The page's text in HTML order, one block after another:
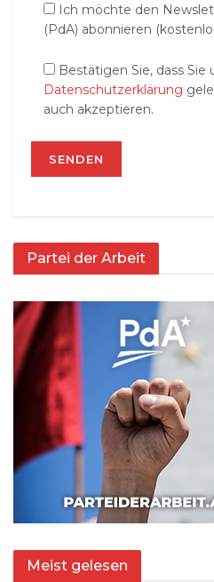
Ich möchte den
(PdA) abonnieren
Bestätigen Sie, dass Sie
Datenschutzerklärung
auch akzeptieren.
Partei der Arbeit
Meist gelesen